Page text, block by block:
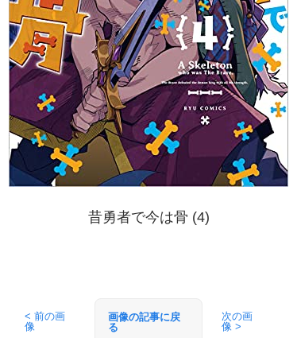
昔勇者で今は骨 (4)
< 前の画
像
画像の記事に戻
る
次の画
像 >